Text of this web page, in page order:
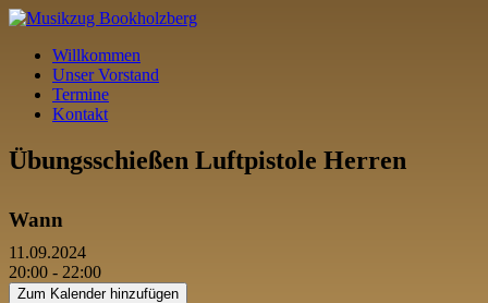
Willkommen
Unser Vorstand
Termine
Kontakt
Übungsschießen Luftpistole Herren
Wann
11.09.2024
20:00 - 22:00
Zum Kalender hinzufügen